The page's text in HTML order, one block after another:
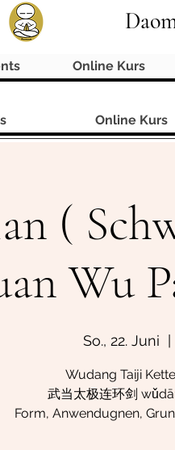
Online Kurs
(
Wu
So., 22. Juni
  |
Wudang Taiji
武当太极连环剑
Form, Anwendugnen,
Online Kurs